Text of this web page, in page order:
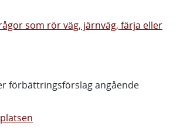
som rör väg, järnväg, färja eller
förbättringsförslag angående